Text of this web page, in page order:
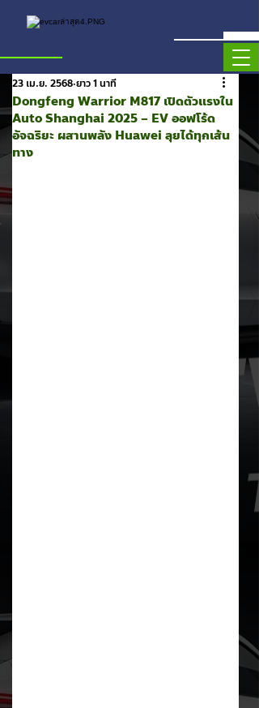
Dongfeng Warrior M817 เปิดตัวแรงใน
Auto Shanghai 2025 – EV ออฟโร้ด
อัจฉริยะ ผสานพลัง Huawei ลุยได้ทุกเส้น
ทาง
23 เม.ย. 2568 ยาว 1 นาที